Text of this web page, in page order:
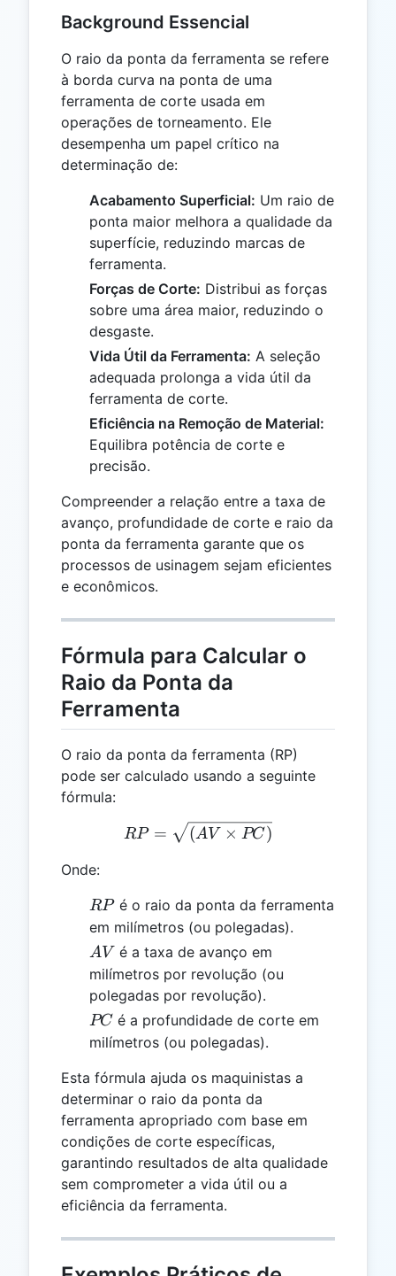
Background Essencial
O raio da ponta da ferramenta se refere
à borda curva na ponta de uma
ferramenta de corte usada em
operações de torneamento. Ele
desempenha um papel crítico na
determinação de:
Acabamento Superficial: Um raio de
ponta maior melhora a qualidade da
superfície, reduzindo marcas de
ferramenta.
Forças de Corte: Distribui as forças
sobre uma área maior, reduzindo o
desgaste.
Vida Útil da Ferramenta: A seleção
adequada prolonga a vida útil da
ferramenta de corte.
Eficiência na Remoção de Material:
Equilibra potência de corte e
precisão.
Compreender a relação entre a taxa de
avanço, profundidade de corte e raio da
ponta da ferramenta garante que os
processos de usinagem sejam eficientes
e econômicos.
Fórmula para Calcular o
Raio da Ponta da
Ferramenta
O raio da ponta da ferramenta (RP)
pode ser calculado usando a seguinte
fórmula:
RP = \sqrt{(AV \times
RP = (AV × PC)
Onde:
RP
RPé o raio da ponta da ferramenta
em milímetros (ou polegadas).
AV
AV é a taxa de avanço em
milímetros por revolução (ou
polegadas por revolução).
PC
PC é a profundidade de corte em
milímetros (ou polegadas).
Esta fórmula ajuda os maquinistas a
determinar o raio da ponta da
ferramenta apropriado com base em
condições de corte específicas,
garantindo resultados de alta qualidade
sem comprometer a vida útil ou a
eficiência da ferramenta.